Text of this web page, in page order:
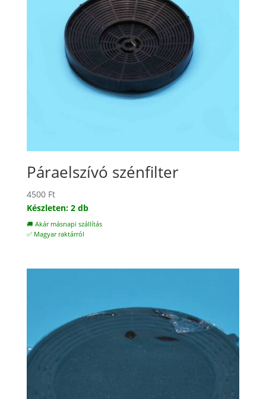
Páraelszívó szénfilter
4500 Ft
Készleten: 2 db
🚚 Akár másnapi szállítás
✅ Magyar raktárról